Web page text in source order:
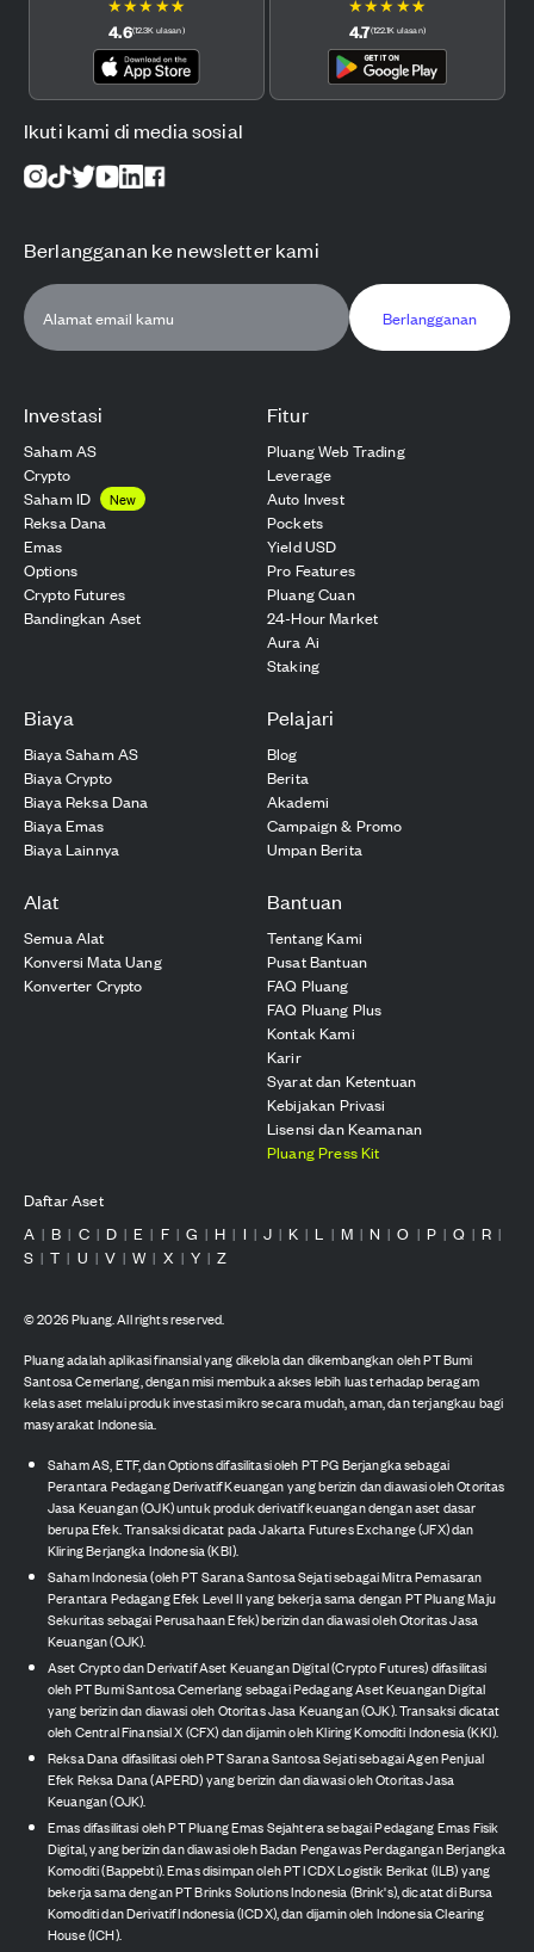
Investasi
Saham AS
Crypto
Saham ID
New
Reksa Dana
Emas
Options
Crypto Futures
Bandingkan Aset
Fitur
Pluang Web Trading
Leverage
Auto Invest
Pockets
Yield USD
Pro Features
Pluang Cuan
24-Hour Market
Aura Ai
Staking
Biaya
Biaya Saham AS
Biaya Crypto
Biaya Reksa Dana
Biaya Emas
Biaya Lainnya
Pelajari
Blog
Berita
Akademi
Campaign & Promo
Umpan Berita
Alat
Semua Alat
Konversi Mata Uang
Konverter Crypto
Bantuan
Tentang Kami
Pusat Bantuan
FAQ Pluang
FAQ Pluang Plus
Kontak Kami
Karir
Syarat dan Ketentuan
Kebijakan Privasi
Lisensi dan Keamanan
Pluang Press Kit
★★★ ★★
4.6(12.3K ulasan)
★★★ ★★
4.7(122.1K ulasan)
Ikuti kami di media sosial
Berlangganan ke newsletter kami
Berlangganan
Daftar Aset
A | B | C | D | E | F | G | H | I | J | K | L | M | N | O | P | Q | R |
S | T | U | V | W | X | Y | Z
©2026Pluang. All rights reserved.
Pluang adalah aplikasi finansial yang dikelola dan dikembangkan oleh PT Bumi
Santosa Cemerlang, dengan misi membuka akses lebih luas terhadap beragam
kelas aset melalui produk investasi mikro secara mudah, aman, dan terjangkau bagi
masyarakat Indonesia.
Saham AS, ETF, dan Options difasilitasi oleh PT PG Berjangka sebagai
Perantara Pedagang Derivatif Keuangan yang berizin dan diawasi oleh Otoritas
Jasa Keuangan (OJK) untuk produk derivatif keuangan dengan aset dasar
berupa Efek. Transaksi dicatat pada Jakarta Futures Exchange (JFX) dan
Kliring Berjangka Indonesia (KBI).
Saham Indonesia (oleh PT Sarana Santosa Sejati sebagai Mitra Pemasaran
Perantara Pedagang Efek Level II yang bekerja sama dengan PT Pluang Maju
Sekuritas sebagai Perusahaan Efek) berizin dan diawasi oleh Otoritas Jasa
Keuangan (OJK).
Aset Crypto dan Derivatif Aset Keuangan Digital (Crypto Futures) difasilitasi
oleh PT Bumi Santosa Cemerlang sebagai Pedagang Aset Keuangan Digital
yang berizin dan diawasi oleh Otoritas Jasa Keuangan (OJK). Transaksi dicatat
oleh Central Finansial X (CFX) dan dijamin oleh Kliring Komoditi Indonesia (KKI).
Reksa Dana difasilitasi oleh PT Sarana Santosa Sejati sebagai Agen Penjual
Efek Reksa Dana (APERD) yang berizin dan diawasi oleh Otoritas Jasa
Keuangan (OJK).
Emas difasilitasi oleh PT Pluang Emas Sejahtera sebagai Pedagang Emas Fisik
Digital, yang berizin dan diawasi oleh Badan Pengawas Perdagangan Berjangka
Komoditi (Bappebti). Emas disimpan oleh PT ICDX Logistik Berikat (ILB) yang
bekerja sama dengan PT Brinks Solutions Indonesia (Brink's), dicatat di Bursa
Komoditi dan Derivatif Indonesia (ICDX), dan dijamin oleh Indonesia Clearing
House (ICH).